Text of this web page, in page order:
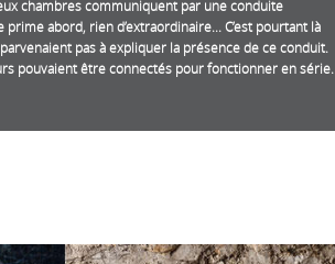
chambres communiquent par une conduite
abord, rien d’extraordinaire... C’est pourtant là
pas à expliquer la présence de ce conduit.
pouvaient être connectés pour fonctionner en série.